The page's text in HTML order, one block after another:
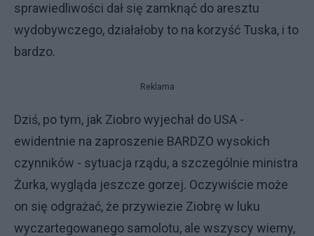
sprawiedliwości dał się zamknąć do aresztu
wydobywczego, działałoby to na korzyść Tuska, i to
bardzo.
Reklama
Dziś, po tym, jak Ziobro wyjechał do USA -
ewidentnie na zaproszenie BARDZO wysokich
czynników - sytuacja rządu, a szczególnie ministra
Żurka, wygląda jeszcze gorzej. Oczywiście może
on się odgrażać, że przywiezie Ziobrę w luku
wyczartegowanego samolotu, ale wszyscy wiemy,